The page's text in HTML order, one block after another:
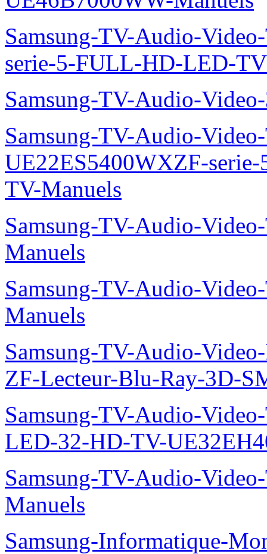
Samsung-TV-Audio-
serie-5-FULL-HD-LED-
Samsung-TV-Audio-
Samsung-TV-Audio-
UE22ES5400WXZF-
TV-Manuels
Samsung-TV-Audio-
Manuels
Samsung-TV-Audio-
Manuels
Samsung-TV-Audio-
ZF-Lecteur-Blu-Ray-3D-
Samsung-TV-Audio-
LED-32-HD-TV-
Samsung-TV-Audio-
Manuels
Samsung-Informatique-